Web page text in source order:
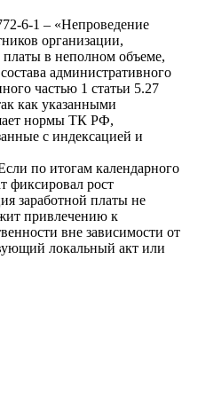
6-1 – «Непроведение
организации,
в неполном объеме,
административного
частью 1 статьи 5.27
как указанными
нормы ТК РФ,
с индексацией и
по итогам календарного
фиксировал рост
заработной платы не
привлечению к
вне зависимости от
локальный акт или